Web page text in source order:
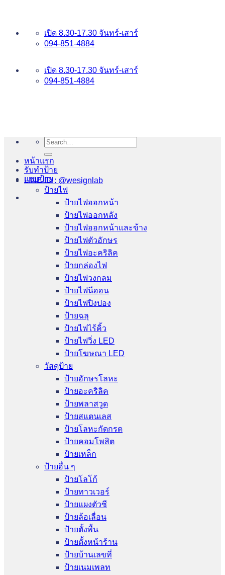
เปิด 8.30-17.30 จันทร์-เสาร์
094-851-4884
เปิด 8.30-17.30 จันทร์-เสาร์
094-851-4884
LINE ID : @wesignlab
Search
for:
หน้าแรก
รับทำป้าย
แบบป้าย
ป้ายไฟ
ป้ายไฟออกหน้า
ป้ายไฟออกหลัง
ป้ายไฟออกหน้าและข้าง
ป้ายไฟตัวอักษร
ป้ายไฟอะคริลิค
ป้ายกล่องไฟ
ป้ายไฟวงกลม
ป้ายไฟนีออน
ป้ายไฟปิงปอง
ป้ายฉลุ
ป้ายไฟไร้คิ้ว
ป้ายไฟวิ่ง LED
ป้ายโฆษณา LED
วัสดุป้าย
ป้ายอักษรโลหะ
ป้ายอะคริลิค
ป้ายพลาสวูด
ป้ายสแตนเลส
ป้ายโลหะกัดกรด
ป้ายคอมโพสิต
ป้ายเหล็ก
ป้ายอื่น ๆ
ป้ายโลโก้
ป้ายทาวเวอร์
ป้ายแผงตัวซี
ป้ายล้อเลื่อน
ป้ายตั้งพื้น
ป้ายตั้งหน้าร้าน
ป้ายบ้านเลขที่
ป้ายเนมเพลท